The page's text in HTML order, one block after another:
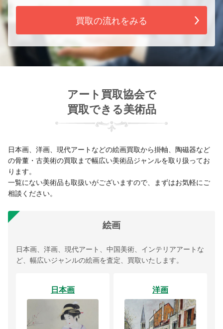
買取の流れをみる
アート買取協会で
買取できる美術品
日本画、洋画、現代アートなどの絵画買取から掛軸、陶磁器など
の骨董・古美術の買取まで幅広い美術品ジャンルを取り扱ってお
ります。
一覧にない美術品も取扱いがございますので、まずはお気軽にご
相談ください。
絵画
日本画、洋画、現代アート、中国美術、インテリアアートな
ど、幅広いジャンルの絵画を査定、買取いたします。
日本画 洋画